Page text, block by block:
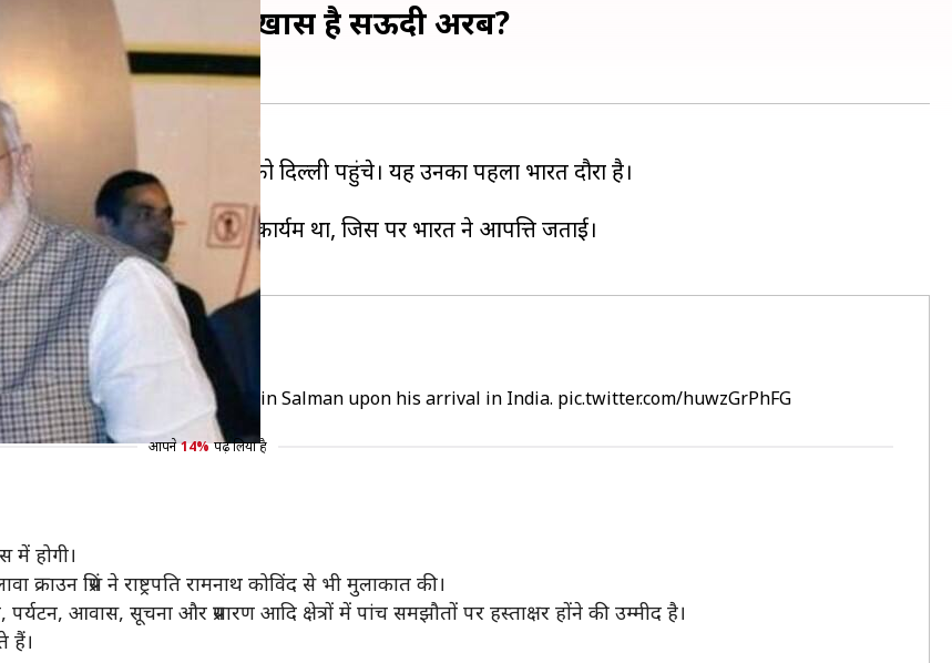
भारत के लिए क्यों खास है सऊदी अरब?
भारत दौरे पर मंगलवार को दिल्ली पहुंचे। यह उनका पहला भारत दौरा है।
लगाकर उनका स्वागत किया।
का इस्लामाबाद से भारत आने का कार्यक्रम था, जिस पर भारत ने आपत्ति जताई।
Crown Prince Mohammed bin Salman upon his arrival in India. pic.twitter.com/huwzGrPhFG
आपने 14% पढ़ लिया है
में होगी।
प्रिंस ने राष्ट्रपति रामनाथ कोविंद से भी मुलाकात की।
आवास, सूचना और प्रसारण आदि क्षेत्रों में पांच समझौतों पर हस्ताक्षर होंने की उम्मीद है।
हैं।